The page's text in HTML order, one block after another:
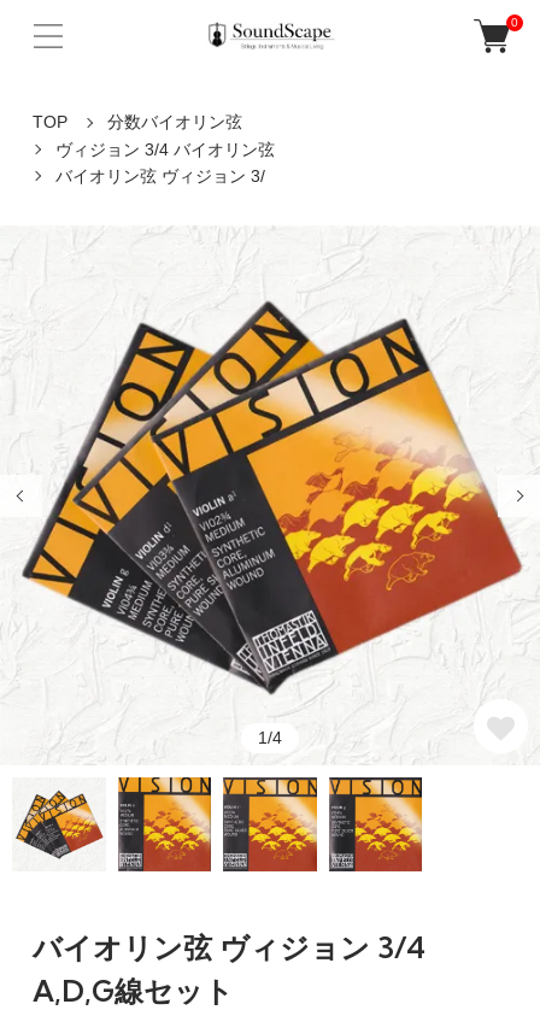
0
TOP
分数バイオリン弦
ヴィジョン 3/4 バイオリン弦
バイオリン弦 ヴィジョン 3/
1/4
バイオリン弦 ヴィジョン 3/4
A,D,G線セット